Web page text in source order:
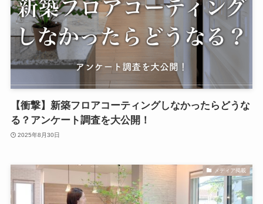
【衝撃】新築フロアコーティングしなかったらどうな
る？アンケート調査を大公開！
2025年8月30日
メディア掲載